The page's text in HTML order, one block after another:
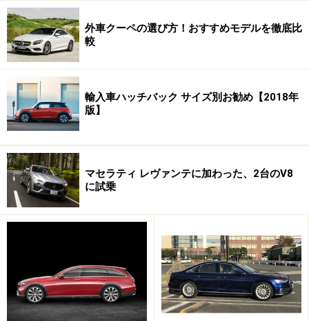
だ。
グッと後退角の付いたヘッドランプが、デザインの最大
の見所。このヘッドランプの開口部は、ハンドメイドだ
からできたデザイン。
そして独特の形状の金属製のグリルやフェンダー上のサ
イドストレイカー、Cの字のテールランプなどのデザイ
ンアイコンは、アストンマーティンであることを特徴付
ける。
おなじみのフェンダー上の、金属性のサイドストレイカ
ー。しっかりとドアまで伸びる。
外車クーペの選び方！おすすめモデルを徹底比
較
輸入車ハッチバック サイズ別お勧め【2018年
版】
マセラティ レヴァンテに加わった、2台のV8
に試乗